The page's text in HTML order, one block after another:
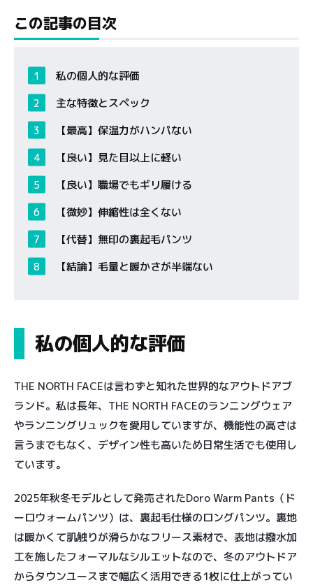
この記事の目次
私の個人的な評価
主な特徴とスペック
【最高】保温力がハンパない
【良い】見た目以上に軽い
【良い】職場でもギリ履ける
【微妙】伸縮性は全くない
【代替】無印の裏起毛パンツ
【結論】毛量と暖かさが半端ない
私の個人的な評価
THE NORTH FACEは言わずと知れた世界的なアウトドアブ
ランド。私は長年、THE NORTH FACEのランニングウェア
やランニングリュックを愛用していますが、機能性の高さは
言うまでもなく、デザイン性も高いため日常生活でも使用し
ています。
2025年秋冬モデルとして発売されたDoro Warm Pants（ド
ーロウォームパンツ）は、裏起毛仕様のロングパンツ。裏地
は暖かくて肌触りが滑らかなフリース素材で、表地は撥水加
工を施したフォーマルなシルエットなので、冬のアウトドア
からタウンユースまで幅広く活用できる1枚に仕上がってい